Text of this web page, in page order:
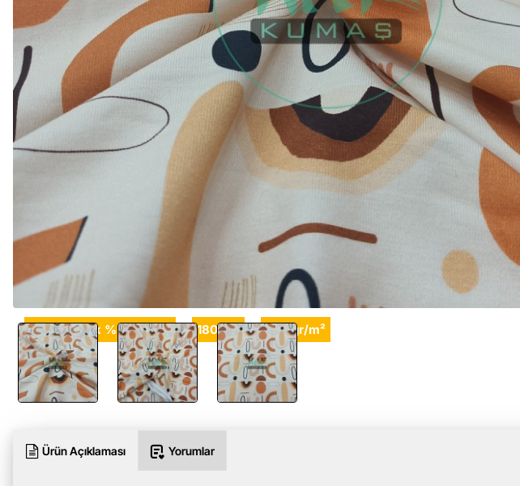
%95 Pamuk %5 Elastan 180 cm 220 gr/m²
Ürün Açıklaması Yorumlar